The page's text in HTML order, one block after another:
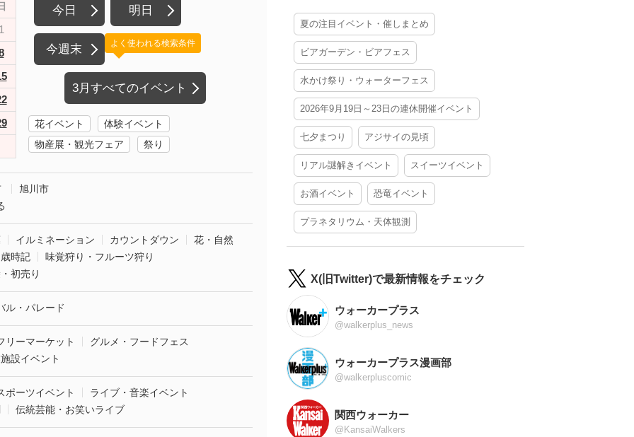
今日 明日
今週末
3月すべてのイベント
よく使われる検索条件
花イベント
体験イベント
物産展・観光フェア
祭り
旭川市
イルミネーション カウントダウン
花・自然
時記
味覚狩り・フルーツ狩り
初売り
ル・パレード
リーマーケット
グルメ・フードフェス
設イベント
ポーツイベント
ライブ・音楽イベント
伝統芸能・お笑いライブ
夏の注目イベント・催しまとめ
ビアガーデン・ビアフェス
水かけ祭り・ウォーターフェス
2026年9月19日～23日の連休開催イベント
七夕まつり アジサイの見頃
リアル謎解きイベント スイーツイベント
お酒イベント 恐竜イベント
プラネタリウム・天体観測
X(旧Twitter)で最新情報をチェック
ウォーカープラス
@walkerplus_news
ウォーカープラス漫画部
@walkerpluscomic
関西ウォーカー
@KansaiWalkers